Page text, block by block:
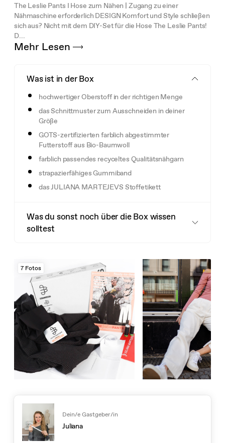
The Leslie Pants I Hose zum Nähen | Zugang zu einer
Nähmaschine erforderlich DESIGN Komfort und Style schließen
sich aus? Nicht mit dem DIY-Set für die Hose The Leslie Pants!
D...
Mehr Lesen
Was ist in der Box
hochwertiger Oberstoff in der richtigen Menge
das Schnittmuster zum Ausschneiden in deiner
Größe
GOTS-zertifizierten farblich abgestimmter
Futterstoff aus Bio-Baumwoll
farblich passendes recyceltes Qualitätsnähgarn
strapazierfähiges Gummiband
das JULIANA MARTEJEVS Stoffetikett
Was du sonst noch über die Box wissen
solltest
7 Fotos
Dein/e Gastgeber/in
Juliana